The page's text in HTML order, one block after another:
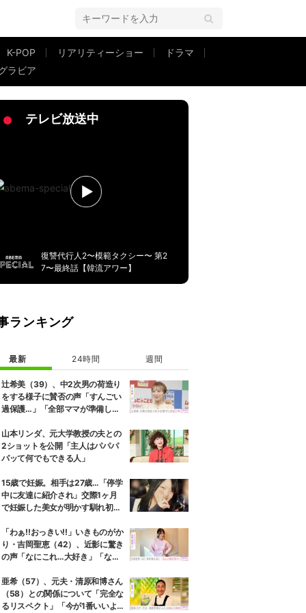
K-POP リアリティーショー
ドラマ
ラビア
テレビ放送中
復讐代行人2〜模範タクシー〜 第2
7〜最終話【韓流アワー】
ランキング
最新 24時間 週間
辻希美（39）、中2次男の荷造り
をする様子に賛否の声「すんごい
過保護…」「全部ママが準備して
山本リンダ、元大学教授の夫との
2ショットを公開「主人はパパパ
パッて何でもできる人」
15歳で妊娠。相手は27歳…「停学
中に友達に紹介され」交際1ヶ月
で妊娠した美女が明かす馴れ初め
絶句
「わぁ!!おっきい!!」いきものがか
り・吉岡聖恵（42）、近影に驚き
の声「なにこれ…大好き」「なん
亜希（57）、元夫・清原和博さん
（58）との関係について「完全な
るリスペクト」「今が1番いいよ